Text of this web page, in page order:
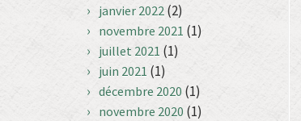
janvier 2022 (2)
novembre 2021 (1)
juillet 2021 (1)
juin 2021 (1)
décembre 2020 (1)
novembre 2020 (1)